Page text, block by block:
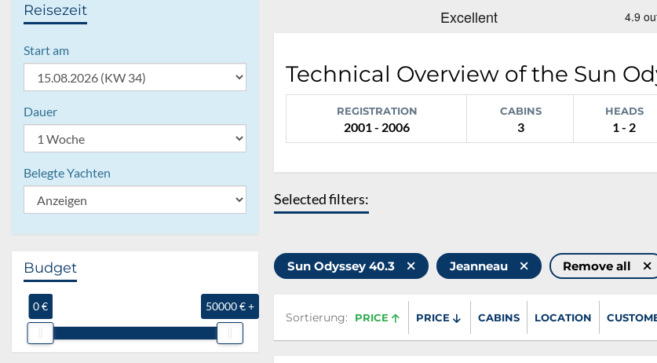
Reisezeit
Start am
Dauer
Belegte Yachten
Budget
0 € 50000 € +
Technical Overview of the Sun
REGISTRATION
2001 - 2006
CABINS
3
HEADS
1 - 2
Selected filters:
Sun Odyssey 40.3 Jeanneau Remove all
Sortierung:
Sortierung: PRICE PRICE CABINS LOCATION